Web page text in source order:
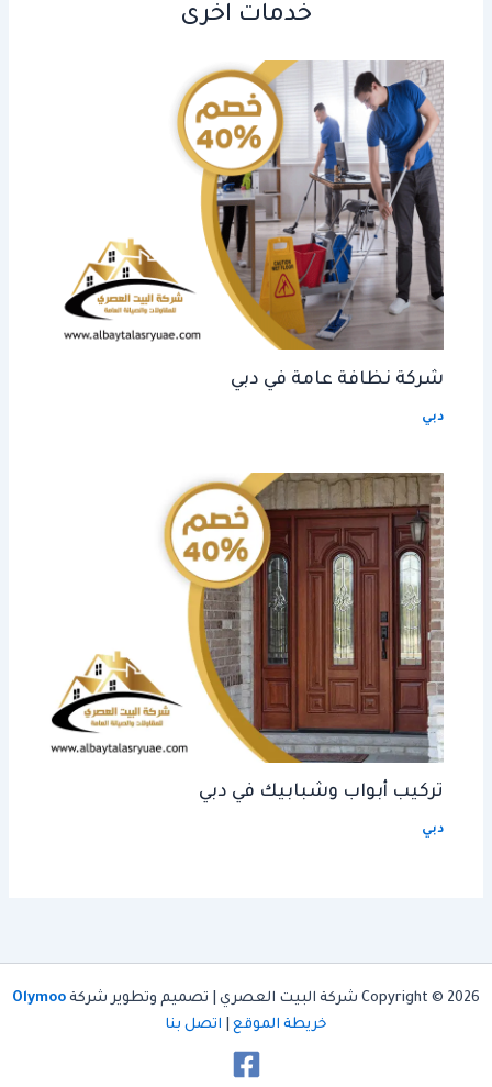
خدمات اخرى
شركة نظافة عامة في دبي
دبي
تركيب أبواب وشبابيك في دبي
دبي
Copyright © 2026 شركة البيت العصري | تصميم وتطوير شركة
Olymoo
خريطة الموقع
اتصل بنا